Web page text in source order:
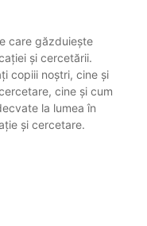
care găzduiește
și cercetării.
copiii noștri, cine și
cine și cum
la lumea în
și cercetare.